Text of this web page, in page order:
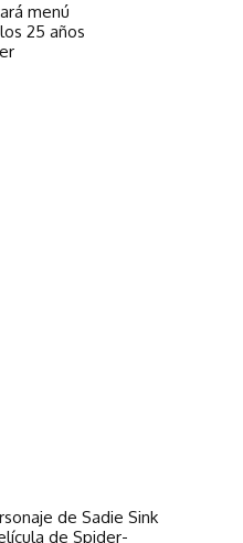
menú
25 años
de Sadie Sink
de Spider-